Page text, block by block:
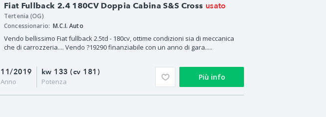
Fiat Fullback 2.4 180CV Doppia Cabina S&S Cross usato
Tertenia (OG)
Concessionario: M.C.I. Auto
Vendo bellissimo Fiat fullback 2.5td - 180cv, ottime condizioni sia di meccanica
che di carrozzeria.... Vendo ?19290 finanziabile con un anno di gara.....
11/2019
Anno
kw 133 (cv 181)
Potenza Più info